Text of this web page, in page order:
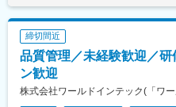
締切間近
品質管理／未経験歓迎／
ン歓迎
株式会社ワールドインテック(「ワ